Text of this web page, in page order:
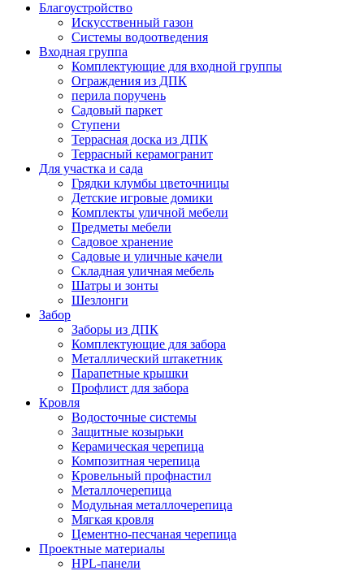
Благоустройство
Искусственный газон
Системы водоотведения
Входная группа
Комплектующие для входной группы
Ограждения из ДПК
перила поручень
Садовый паркет
Ступени
Террасная доска из ДПК
Террасный керамогранит
Для участка и сада
Грядки клумбы цветочницы
Детские игровые домики
Комплекты уличной мебели
Предметы мебели
Садовое хранение
Садовые и уличные качели
Складная уличная мебель
Шатры и зонты
Шезлонги
Забор
Заборы из ДПК
Комплектующие для забора
Металлический штакетник
Парапетные крышки
Профлист для забора
Кровля
Водосточные системы
Защитные козырьки
Керамическая черепица
Композитная черепица
Кровельный профнастил
Металлочерепица
Модульная металлочерепица
Мягкая кровля
Цементно-песчаная черепица
Проектные материалы
HPL-панели